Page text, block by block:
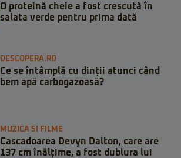
O proteină cheie a fost crescută în
salata verde pentru prima dată
DESCOPERA.RO
Ce se întâmplă cu dinții atunci când
bem apă carbogazoasă?
MUZICA SI FILME
Cascadoarea Devyn Dalton, care are
137 cm înălțime, a fost dublura lui